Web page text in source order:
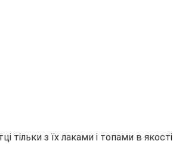
тільки з їх лаками і топами в якості